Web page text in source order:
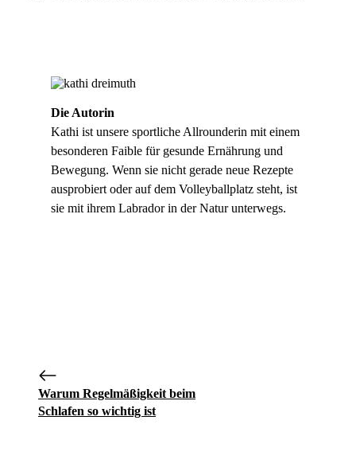
Die Autorin
Kathi ist unsere sportliche Allrounderin mit einem
besonderen Faible für gesunde Ernährung und
Bewegung. Wenn sie nicht gerade neue Rezepte
ausprobiert oder auf dem Volleyballplatz steht, ist
sie mit ihrem Labrador in der Natur unterwegs.
Warum Regelmäßigkeit beim
Schlafen so wichtig ist